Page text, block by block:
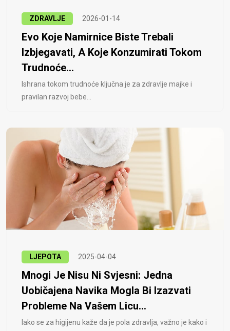
ZDRAVLJE 2026-01-14
Evo Koje Namirnice Biste Trebali
Izbjegavati, A Koje Konzumirati Tokom
Trudnoće...
Ishrana tokom trudnoće ključna je za zdravlje majke i
pravilan razvoj bebe...
LJEPOTA 2025-04-04
Mnogi Je Nisu Ni Svjesni: Jedna
Uobičajena Navika Mogla Bi Izazvati
Probleme Na Vašem Licu...
Iako se za higijenu kaže da je pola zdravlja, važno je kako i